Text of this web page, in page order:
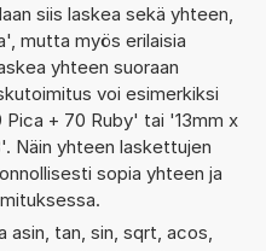
siis laskea sekä yhteen,
mutta myös erilaisia
yhteen suoraan
voi esimerkiksi
+ 70 Ruby' tai '13mm x
Näin yhteen laskettujen
sopia yhteen ja
tan, sin, sqrt, acos,